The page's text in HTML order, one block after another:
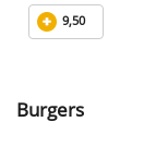
9,50
Burgers